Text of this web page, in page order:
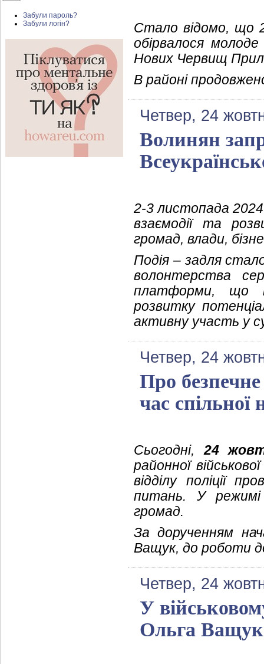
Забули пароль?
Забули логін?
Стало відомо, що
обірвалося
Нових Червищ
В районі
Четвер, 24
Волинян
2-3 листопада 2024
взаємодії та
громад, влади,
Подія – задля
волонтерства
платформи, що
розвитку
активну участь у
Четвер, 24
Про безпечне
час спільної
Сьогодні, 24
районної
відділу поліції
питань. У режимі
громад.
За дорученням
Ващук, до роботи
Четвер, 24
У
Ольга Ващук